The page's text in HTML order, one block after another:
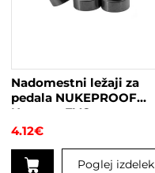
Nadomestni ležaji za
pedala NUKEPROOF
Neutron EVO
4.12€
Poglej izdelek